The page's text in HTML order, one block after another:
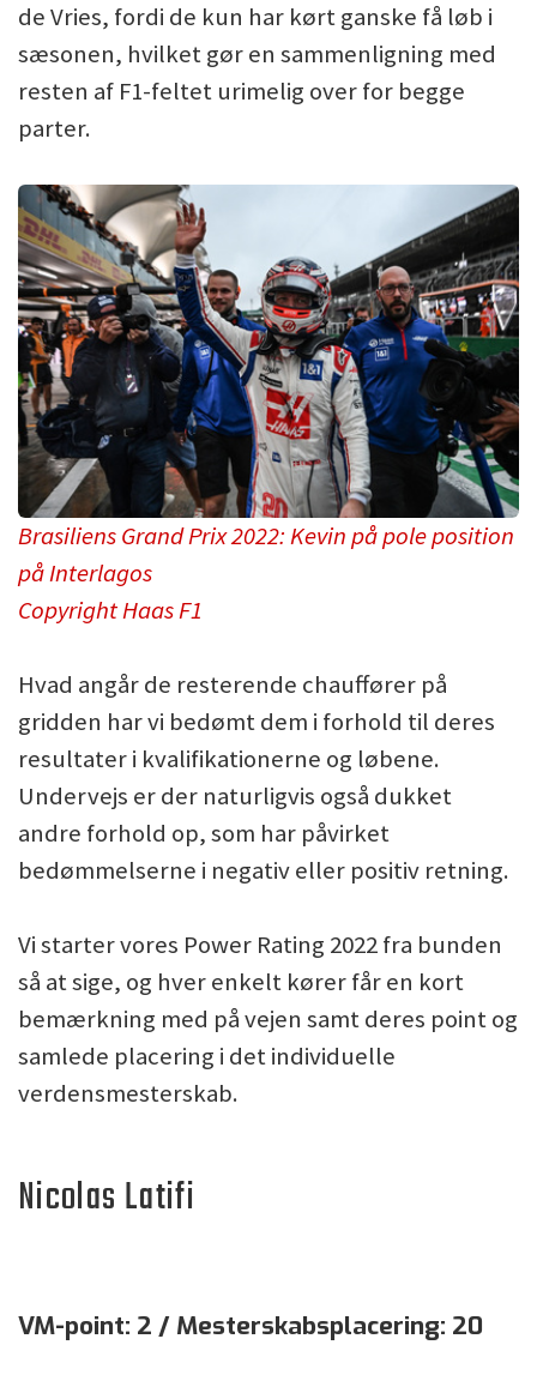
de Vries, fordi de kun har kørt ganske få løb i
sæsonen, hvilket gør en sammenligning med
resten af F1-feltet urimelig over for begge
parter.
Brasiliens Grand Prix 2022: Kevin på pole position
på Interlagos
Copyright Haas F1
Hvad angår de resterende chauffører på
gridden har vi bedømt dem i forhold til deres
resultater i kvalifikationerne og løbene.
Undervejs er der naturligvis også dukket
andre forhold op, som har påvirket
bedømmelserne i negativ eller positiv retning.
Vi starter vores Power Rating 2022 fra bunden
så at sige, og hver enkelt kører får en kort
bemærkning med på vejen samt deres point og
samlede placering i det individuelle
verdensmesterskab.
Nicolas Latifi
VM-point: 2 / Mesterskabsplacering: 20